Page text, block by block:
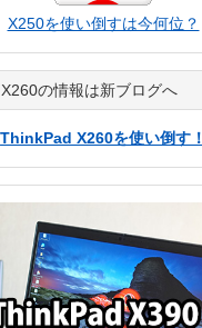
X250を使い倒すは今何位？
の情報は新ブログへ
ThinkPad X260を使い倒す！